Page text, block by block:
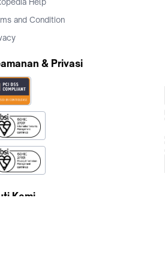
and Condition
& Privasi
Kami